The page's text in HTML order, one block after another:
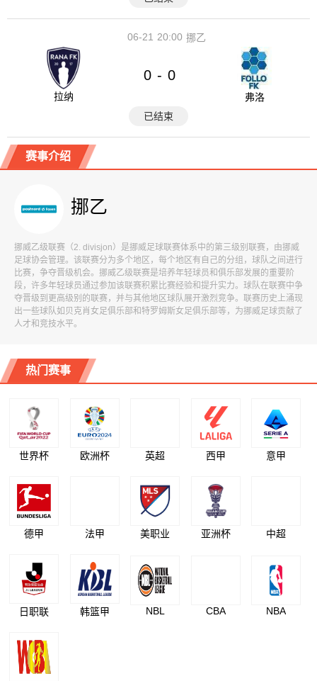
20:00
06-21 挪乙
拉纳
0 - 0
弗洛
已结束
赛事介绍
挪乙
挪威乙级联赛（2. divisjon）是挪威足球联赛体系中的第三级别联赛，由挪威
足球协会管理。该联赛分为多个地区，每个地区有自己的分组，球队之间进行
比赛，争夺晋级机会。挪威乙级联赛是培养年轻球员和俱乐部发展的重要阶
段，许多年轻球员通过参加该联赛积累比赛经验和提升实力。球队在联赛中争
夺晋级到更高级别的联赛，并与其他地区球队展开激烈竞争。联赛历史上涌现
出一些球队如贝克肖女足俱乐部和特罗姆斯女足俱乐部等，为挪威足球贡献了
人才和竞技水平。
热门赛事
世界杯 欧洲杯 英超 西甲 意甲
德甲 法甲 美职业 亚洲杯 中超
日职联 韩篮甲 NBL CBA NBA